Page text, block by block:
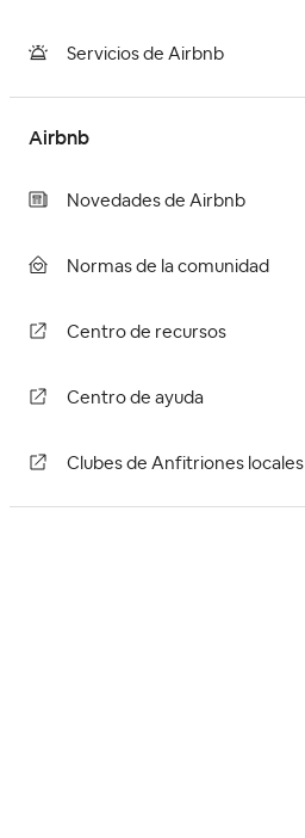
Servicios de Airbnb
Airbnb
Novedades de Airbnb
Normas de la comunidad
Centro de recursos
Centro de ayuda
Clubes de Anfitriones locales